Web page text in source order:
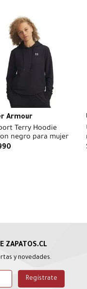
Armour
Terry Hoodie
negro para mujer
y novedades.